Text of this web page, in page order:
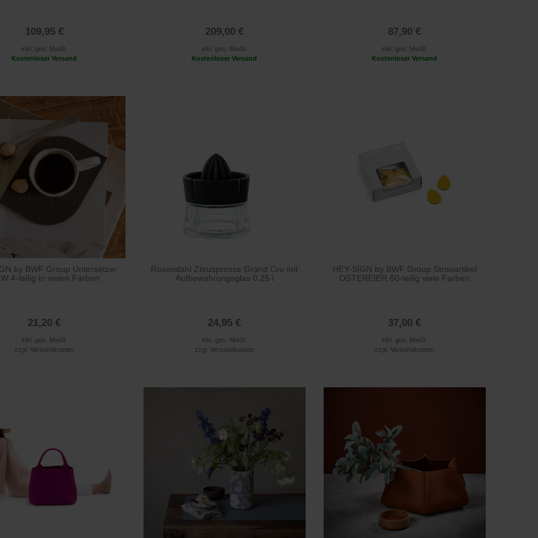
109,95 €
inkl. ges. MwSt.
Kostenloser Versand
209,00 €
inkl. ges. MwSt.
Kostenloser Versand
87,90 €
inkl. ges. MwSt.
Kostenloser Versand
by BWF Group Untersetzer
4-teilig in vielen Farben
21,20 €
inkl. ges. MwSt.
zzgl.Versandkosten
Rosendahl Zitruspresse Grand Cru mit
Aufbewahrungsglas 0,25 l
24,95 €
inkl. ges. MwSt.
zzgl.Versandkosten
HEY-SIGN by BWF Group Streuartikel
OSTEREIER 60-teilig viele Farben
37,00 €
inkl. ges. MwSt.
zzgl.Versandkosten